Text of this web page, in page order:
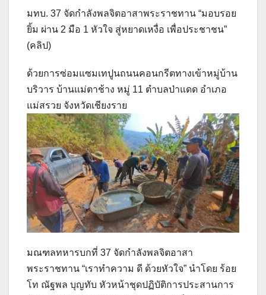
มทบ. 37 จัดกำลังพลจิตอาสาพระราชทาน “มอบรอย
ยิ้ม ผ่าน 2 มือ 1 หัวใจ สู่หยาดเหงื่อ เพื่อประชาชน”
(คลิป)
ด้วยการซ่อมแซมเทปูนถนนคอนกรีตทางเข้าหมู่บ้าน
บริวาร บ้านแม่ตาช้าง หมู่ 11 ตำบลป่าแดด อำเภอ
แม่สรวย จังหวัดเชียงราย
มณฑลทหารบกที่ 37 จัดกำลังพลจิตอาสา
พระราชทาน “เราทำความ ดี ด้วยหัวใจ” นำโดย ร้อย
โท ณัฐพล บุญทับ หัวหน้าชุดปฏิบัติการประสานการ